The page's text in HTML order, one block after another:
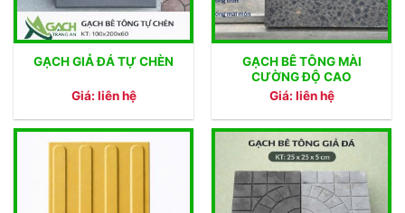
GẠCH GIẢ ĐÁ TỰ CHÈN
Giá: liên hệ
GẠCH BÊ TÔNG MÀI
CƯỜNG ĐỘ CAO
Giá: liên hệ